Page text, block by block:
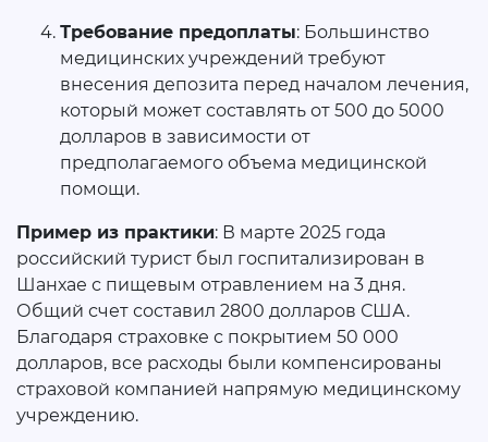
Требование предоплаты: Большинство
медицинских учреждений требуют
внесения депозита перед началом лечения,
который может составлять от 500 до 5000
долларов в зависимости от
предполагаемого объема медицинской
помощи.
Пример из практики: В марте 2025 года
российский турист был госпитализирован в
Шанхае с пищевым отравлением на 3 дня.
Общий счет составил 2800 долларов США.
Благодаря страховке с покрытием 50 000
долларов, все расходы были компенсированы
страховой компанией напрямую медицинскому
учреждению.